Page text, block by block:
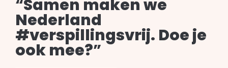
“Samen maken we
Nederland
#verspillingsvrij. Doe je
ook mee?”